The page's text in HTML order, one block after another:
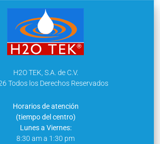
H2O TEK, S.A. de C.V.
Todos los Derechos Reservados
Horarios de atención
(tiempo del centro)
Lunes a Viernes:
8:30 am a 1:30 pm